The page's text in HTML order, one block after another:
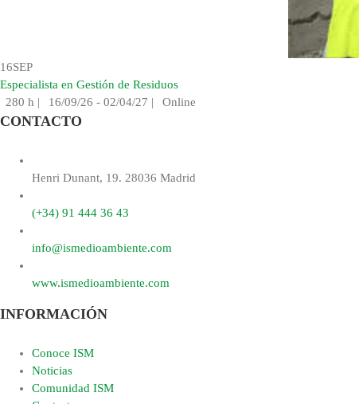
16SEP
Especialista en Gestión de Residuos
280 h | 16/09/26 - 02/04/27 | Online
CONTACTO
Henri Dunant, 19. 28036 Madrid
(+34) 91 444 36 43
info@ismedioambiente.com
www.ismedioambiente.com
INFORMACIÓN
Conoce ISM
Noticias
Comunidad ISM